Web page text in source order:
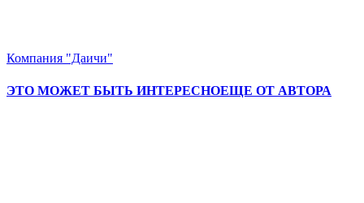
Компания "Даичи"
ЭТО МОЖЕТ БЫТЬ ИНТЕРЕСНОЕЩЕ ОТ АВТОРА